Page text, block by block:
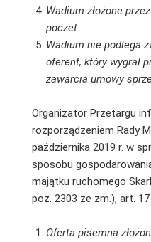
Wadium złożoneprzez
poczet
Wadium nie podlega
oferent, który wygrał
zawarcia umowy
Organizator Przetargu
rozporządzeniem Rady
października 2019 r. w
sposobu
majątku ruchomego
poz. 2303 ze zm.), art.
Oferta pisemna